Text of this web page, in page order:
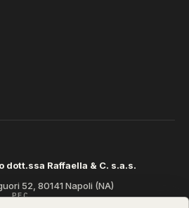
dott.ssa Raffaella & C. s.a.s.
52, 80141 Napoli (NA)
PEC